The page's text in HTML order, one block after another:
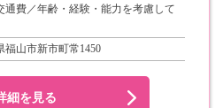
通費／年齢・経験・能力を考慮して
福山市新市町常1450
細を見る